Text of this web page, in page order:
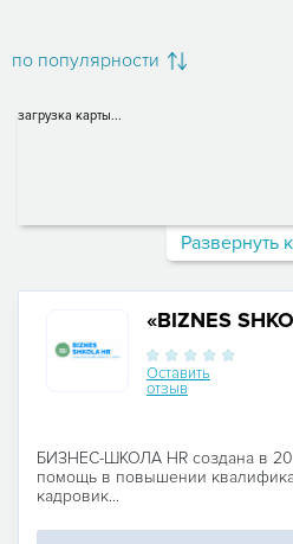
по популярности
загрузка карты...
Развернуть
«BIZNES
Оставить
отзыв
БИЗНЕС-ШКОЛА HR создана в
помощь в повышении
кадровик...